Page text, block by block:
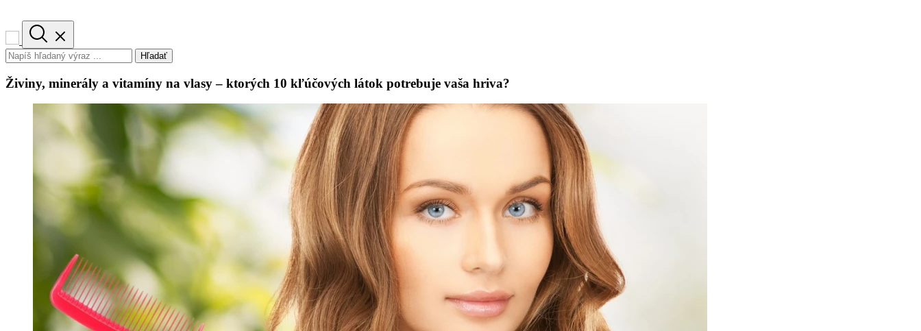
Hľadať
Živiny, minerály a vitamíny na vlasy – ktorých 10 kľúčových látok potrebuje vaša hriva?